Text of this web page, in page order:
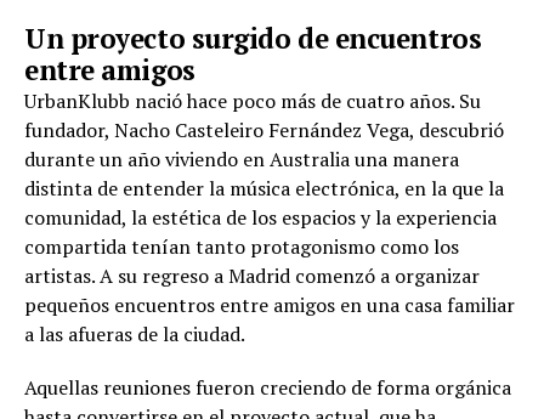
Un proyecto surgido de encuentros
entre amigos
UrbanKlubb nació hace poco más de cuatro años. Su
fundador, Nacho Casteleiro Fernández Vega, descubrió
durante un año viviendo en Australia una manera
distinta de entender la música electrónica, en la que la
comunidad, la estética de los espacios y la experiencia
compartida tenían tanto protagonismo como los
artistas. A su regreso a Madrid comenzó a organizar
pequeños encuentros entre amigos en una casa familiar
a las afueras de la ciudad.
Aquellas reuniones fueron creciendo de forma orgánica